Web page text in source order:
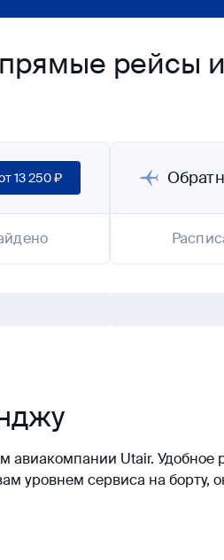
рейсы
13 250 ₽
авиакомпании Utair.
уровнем сервиса на борту,